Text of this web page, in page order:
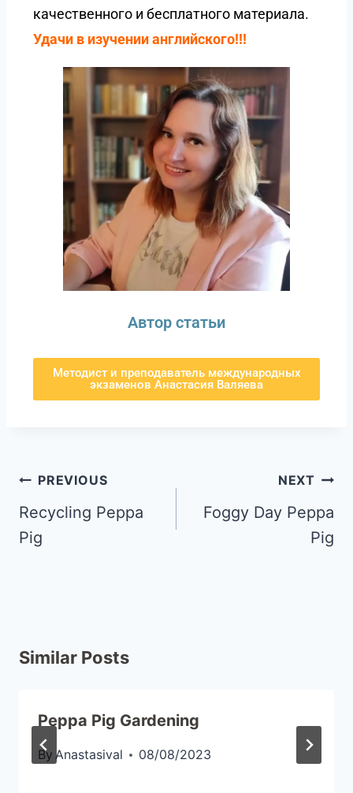
качественного и бесплатного материала.
Удачи в изучении английского!!!
Автор статьи
Методист и преподаватель международных
экзаменов Анастасия Валяева
PREVIOUS
Recycling Peppa
Pig
NEXT
Foggy Day Peppa
Pig
Similar Posts
Peppa Pig Gardening
By Anastasival 08/08/2023